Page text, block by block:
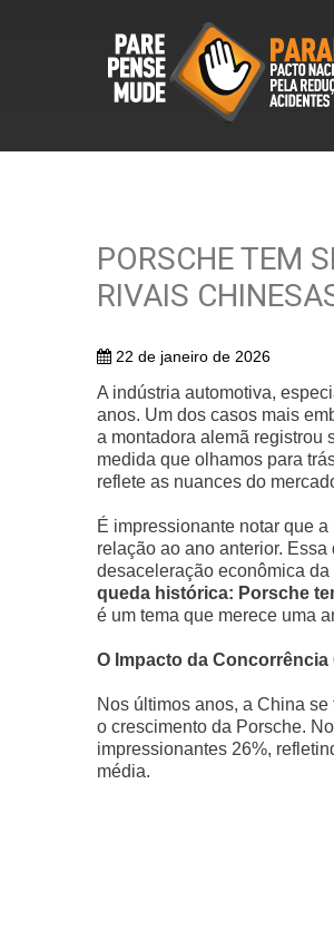
PORSCHE TEM
RIVAIS
22 de janeiro de 2026
A indústria automotiva,
anos. Um dos casos mais
a montadora alemã registrou
medida que olhamos para
reflete as nuances do
É impressionante notar que
relação ao ano anterior.
desaceleração econômica
queda histórica: Porsche
é um tema que merece uma
O Impacto da Concorrência
Nos últimos anos, a China
o crescimento da Porsche.
impressionantes 26%,
média.